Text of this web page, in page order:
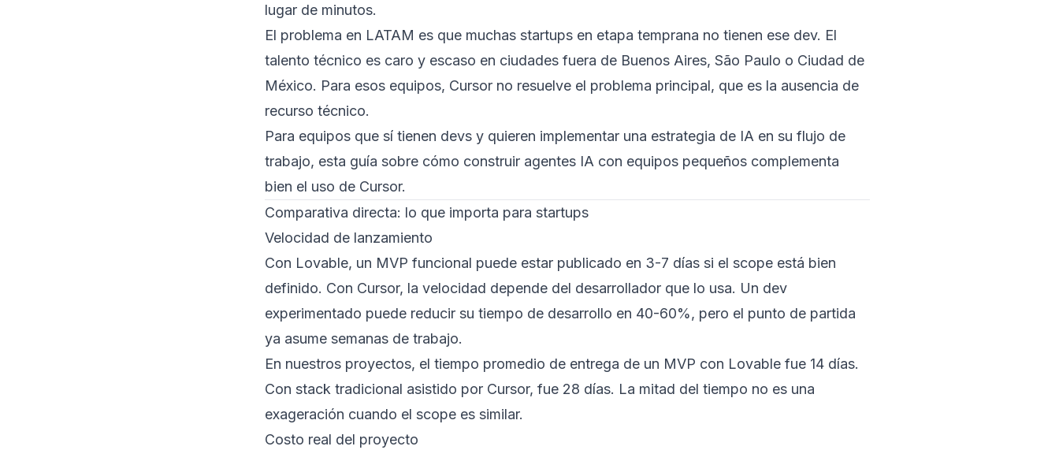
lugar de minutos.
El problema en LATAM es que muchas startups en etapa temprana no tienen ese dev. El
talento técnico es caro y escaso en ciudades fuera de Buenos Aires, São Paulo o Ciudad de
México. Para esos equipos, Cursor no resuelve el problema principal, que es la ausencia de
recurso técnico.
Para equipos que sí tienen devs y quieren implementar una estrategia de IA en su flujo de
trabajo, esta guía sobre cómo construir agentes IA con equipos pequeños complementa
bien el uso de Cursor.
Comparativa directa: lo que importa para startups
Velocidad de lanzamiento
Con Lovable, un MVP funcional puede estar publicado en 3-7 días si el scope está bien
definido. Con Cursor, la velocidad depende del desarrollador que lo usa. Un dev
experimentado puede reducir su tiempo de desarrollo en 40-60%, pero el punto de partida
ya asume semanas de trabajo.
En nuestros proyectos, el tiempo promedio de entrega de un MVP con Lovable fue 14 días.
Con stack tradicional asistido por Cursor, fue 28 días. La mitad del tiempo no es una
exageración cuando el scope es similar.
Costo real del proyecto